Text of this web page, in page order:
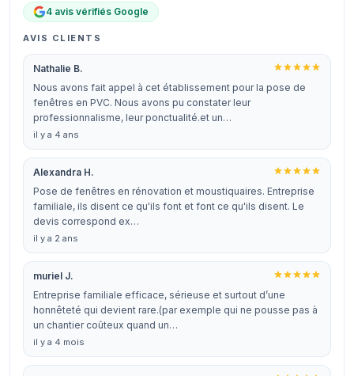
4 avis vérifiés Google
AVIS CLIENTS
Nathalie B.
Nous avons fait appel à cet établissement pour la pose de
fenêtres en PVC. Nous avons pu constater leur
professionnalisme, leur ponctualité.et un…
il y a 4 ans
Alexandra H.
Pose de fenêtres en rénovation et moustiquaires. Entreprise
familiale, ils disent ce qu'ils font et font ce qu'ils disent. Le
devis correspond ex…
il y a 2 ans
muriel J.
Entreprise familiale efficace, sérieuse et surtout d’une
honnêteté qui devient rare.(par exemple qui ne pousse pas à
un chantier coûteux quand un…
il y a 4 mois